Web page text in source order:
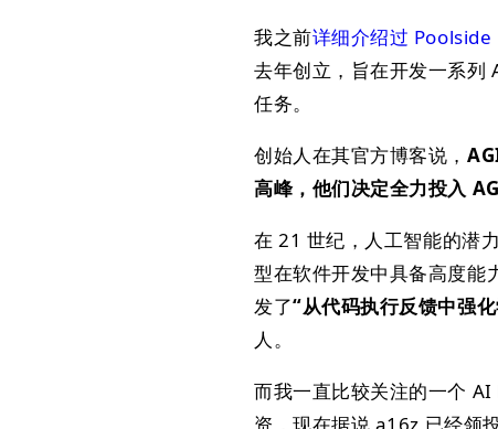
我之前详细介绍过 Poolside
去年创立，旨在开发一系列
任务。
创始人在其官方博客说，
高峰，他们决定全力投入
在 21 世纪，人工智能的潜
型在软件开发中具备高度能
发了“从代码执行反馈中强化
人。
而我一直比较关注的一个